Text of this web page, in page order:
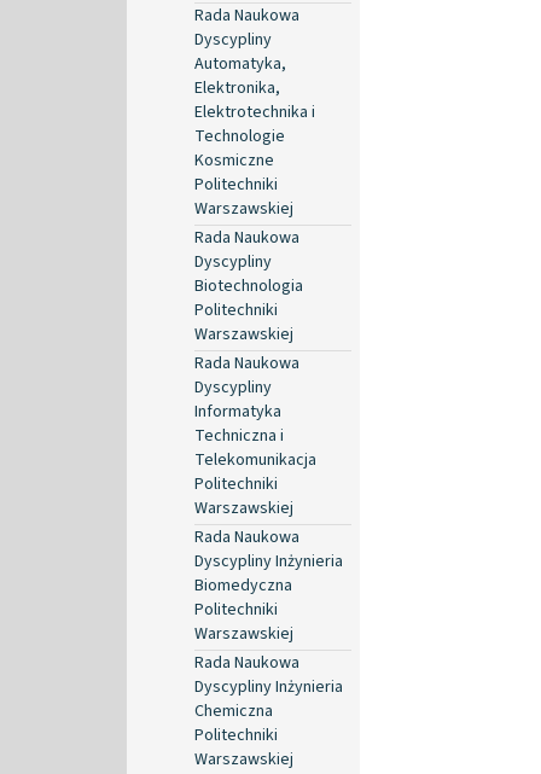
Rada Naukowa
Dyscypliny
Automatyka,
Elektronika,
Elektrotechnika i
Technologie
Kosmiczne
Politechniki
Warszawskiej
Rada Naukowa
Dyscypliny
Biotechnologia
Politechniki
Warszawskiej
Rada Naukowa
Dyscypliny
Informatyka
Techniczna i
Telekomunikacja
Politechniki
Warszawskiej
Rada Naukowa
Dyscypliny Inżynieria
Biomedyczna
Politechniki
Warszawskiej
Rada Naukowa
Dyscypliny Inżynieria
Chemiczna
Politechniki
Warszawskiej